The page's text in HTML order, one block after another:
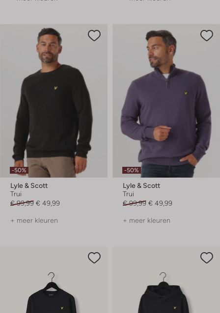
-50%
Lyle & Scott
Trui
€ 99,99 € 49,99
+ meer kleuren
-50%
Lyle & Scott
Trui
€ 99,99 € 49,99
+ meer kleuren